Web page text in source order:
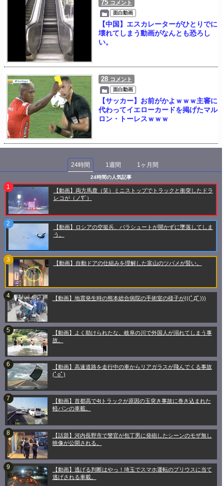
75 コメント
面白動画
【中国】エスカレーターがひとりでに
壊れてしまう動画がなんとも恐ろし
い。
28 コメント
面白動画
【サッカー】お前がかよｗｗｗ主審に
代わってイエローカードを掲げたマル
ロン・トーレスｗｗｗ
24時間 1週間 1ヶ月間
24時間の人気記事
【動画】両方馬鹿（笑）ミニストップでトラックと衝突したドラ
レコが（ノ∇`）
【動画】ロシアの空挺兵、パラシュートが開かずに墜落してしま
う。
【動画】自動ドアの仕組みを理解した富山のツバメが賢い。
【動画】地震発生時の熊本総合病院の手術室の様子が(((ﾟДﾟ)))
【動画】よく助けられたな。岐阜の川で外国人が溺れてしまう事
故。
【動画】高速道路を走行中の車からリアガラスが飛んでくる事故
(ﾟoﾟ)
【動画】首都高で4tトラックが原因の玉突き事故に巻き込まれた
軽バンの車載。
【話題】河内長野市で警官が包丁男に発砲したシーンのモザ無し
映像が公開される。
【動画】逃げる判断はやっ！埼玉でスマホ運転のプリウスに当て
逃げされる車載。